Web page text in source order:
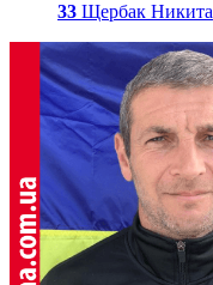
33 Щербак Никита